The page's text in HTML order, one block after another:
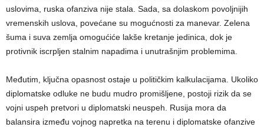
uslovima, ruska ofanziva nije stala. Sada, sa dolaskom povoljnijih
vremenskih uslova, povećane su mogućnosti za manevar. Zelena
šuma i suva zemlja omogućiće lakše kretanje jedinica, dok je
protivnik iscrpljen stalnim napadima i unutrašnjim problemima.
Međutim, ključna opasnost ostaje u političkim kalkulacijama. Ukoliko
diplomatske odluke ne budu mudro promišljene, postoji rizik da se
vojni uspeh pretvori u diplomatski neuspeh. Rusija mora da
balansira između vojnog napretka na terenu i diplomatske ofanzive